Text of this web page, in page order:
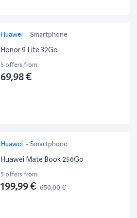
Huawei - Smartphone
Honor 9 Lite 32Go
5 offers from:
69,98 €
Huawei - Smartphone
Huawei Mate Book 256Go
5 offers from:
199,99 € 650,00 €